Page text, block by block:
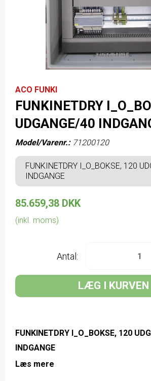
ACO FUNKI
FUNKINETDRY
UDGANGE/40
Model/Varenr.: 71200120
FUNKINETDRY I_O_BOKSE, 120
INDGANGE
85.659,38 DKK
(inkl. moms)
Antal:
LÆG I KURVEN
FUNKINETDRY I_O_BOKSE, 120
INDGANGE
Læs mere